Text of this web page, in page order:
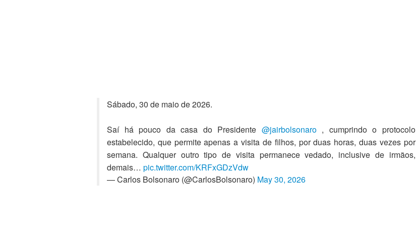
Sábado, 30 de maio de 2026.
Saí há pouco da casa do Presidente @jairbolsonaro, cumprindo o protocolo
estabelecido, que permite apenas a visita de filhos, por duas horas, duas vezes por
semana. Qualquer outro tipo de visita permanece vedado, inclusive de irmãos,
demais… pic.twitter.com/KRFxGDzVdw
— Carlos Bolsonaro (@CarlosBolsonaro) May 30, 2026